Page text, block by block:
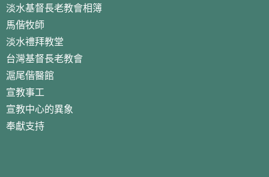
淡水基督長老教會相簿
馬偕牧師
淡水禮拜教堂
台灣基督長老教會
滬尾偕醫館
宣教事工
宣教中心的異象
奉獻支持